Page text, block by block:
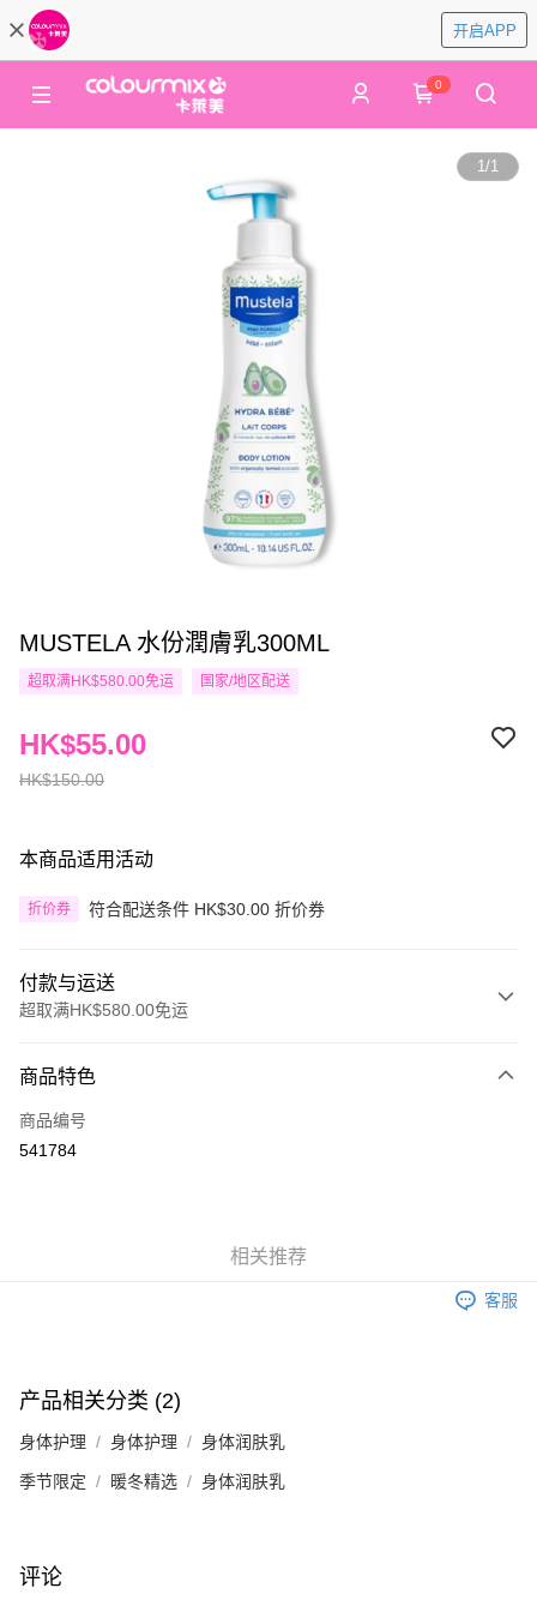
开启APP
0
1/1
MUSTELA 水份潤膚乳300ML
超取满HK$580.00免运 国家/地区配送
HK$150.00
HK$55.00
本商品适用活动
折价券 符合配送条件 HK$30.00 折价券
付款与运送
超取满HK$580.00免运
信用卡
Apple Pay
相关说明
銀行匯款 請將存款存到以下銀行帳戶，並於存款單據寫上訂單編號後電郵至
eshop@colourmix-cosmetics.com** **我們不會處理沒有提供存款單據的訂
运送方式
付款後順豐自助櫃取貨
付款後順豐站及營業點取貨
商品特色
商品编号
541784
相关推荐
客服
产品相关分类 (2)
身体护理 身体护理 身体润肤乳
季节限定 暖冬精选 身体润肤乳
评论